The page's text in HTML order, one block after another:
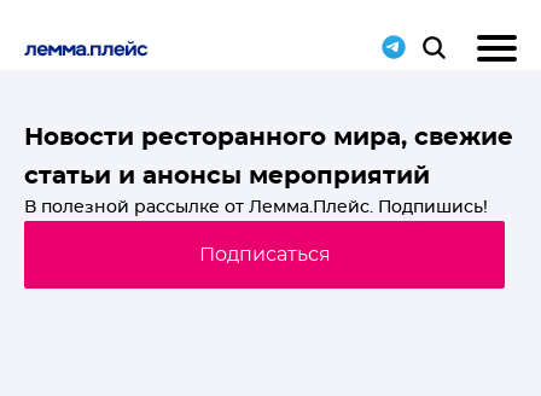
Новости ресторанного мира, свежие
статьи и анонсы мероприятий
В полезной рассылке от Лемма.Плейс. Подпишись!
Подписаться